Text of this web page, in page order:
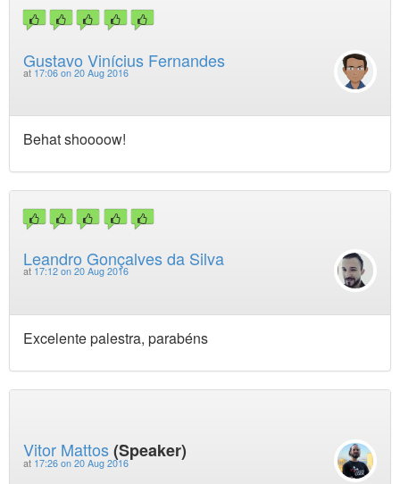
Gustavo Vinícius Fernandes
at 17:06 on 20 Aug 2016
Behat shoooow!
Leandro Gonçalves da Silva
at 17:12 on 20 Aug 2016
Excelente palestra, parabéns
Vitor Mattos(Speaker)
at 17:26 on 20 Aug 2016